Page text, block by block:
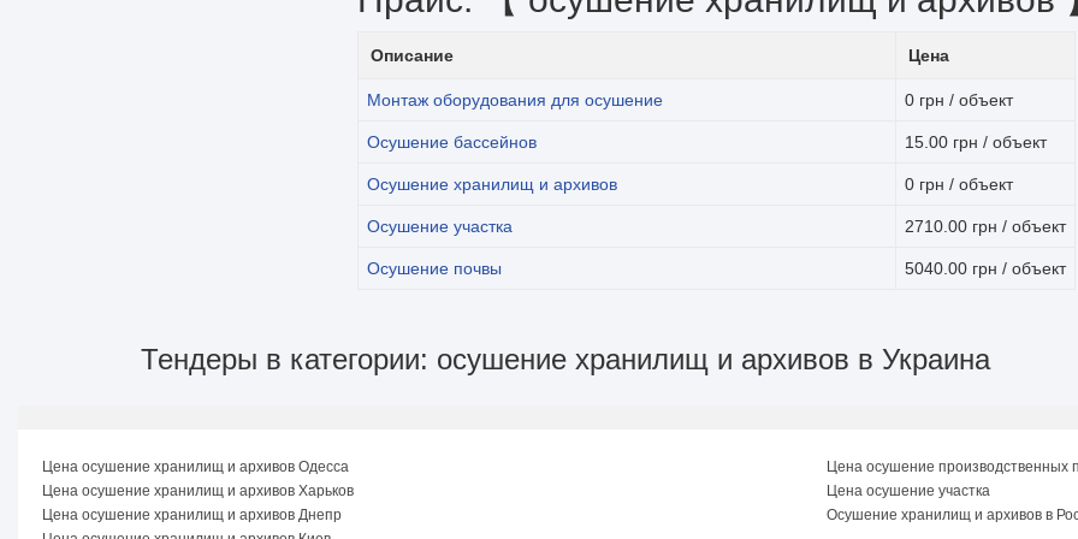
Описание Цена
Монтаж оборудования для осушение 0 грн / объект
Осушение бассейнов 15.00 грн / объект
Осушение хранилищ и архивов 0 грн / объект
Осушение участка 2710.00 грн / объект
Осушение почвы 5040.00 грн / объект
Тендеры в категории: осушение хранилищ и архивов в Украина
Цена осушение хранилищ и архивов Одесса
Цена осушение хранилищ и архивов Харьков
Цена осушение хранилищ и архивов Днепр
Цена осушение производственных
Цена осушение участка
Осушение хранилищ и архивов в